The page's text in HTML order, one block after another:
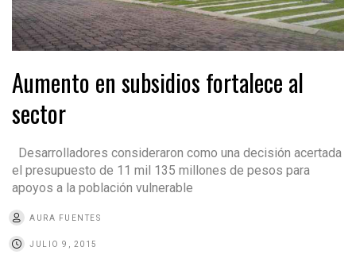
Aumento en subsidios fortalece al
sector
Desarrolladores consideraron como una decisión acertada
el presupuesto de 11 mil 135 millones de pesos para
apoyos a la población vulnerable
AURA FUENTES
JULIO 9, 2015